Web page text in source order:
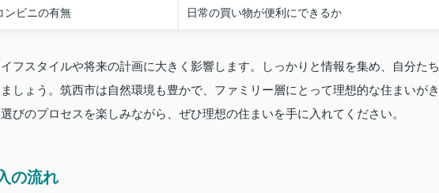
ンビニの有無 日常の買い物が便利にできるか
フスタイルや将来の計画に大きく影響します。しっかりと情報を集め、自分たち
しょう。筑西市は自然環境も豊かで、ファミリー層にとって理想的な住まいがき
びのプロセスを楽しみながら、ぜひ理想の住まいを手に入れてください。
の流れ